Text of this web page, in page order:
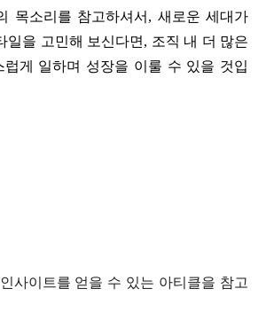
목소리를 참고하셔서, 새로운 세대가
일을 고민해 보신다면, 조직 내 더 많은
럽게 일하며 성장을 이룰 수 있을 것입
사이트를 얻을 수 있는 아티클을 참고